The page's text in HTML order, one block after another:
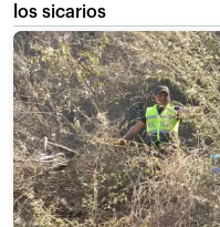
los sicarios